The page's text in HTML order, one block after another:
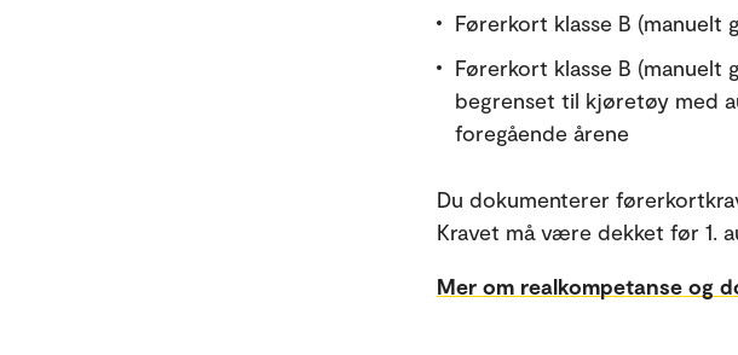
Førerkort klasse B (manuelt
Førerkort klasse B
begrenset til kjøretøy med
foregående årene
Du dokumenterer
Kravet må være dekket før 1.
Mer om realkompetanse og